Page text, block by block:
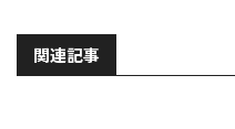
関連記事